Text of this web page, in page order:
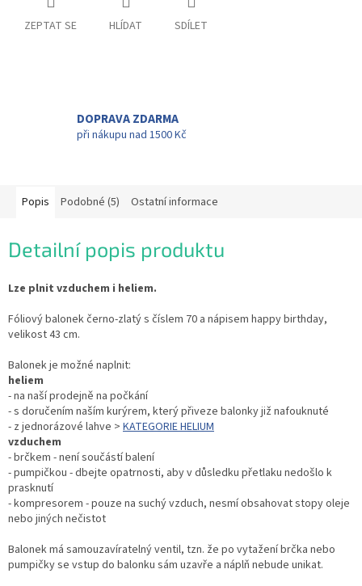
ZEPTAT SE HLÍDAT SDÍLET
DOPRAVA ZDARMA
při nákupu nad 1500 Kč
Popis Podobné (5) Ostatní informace
Detailní popis produktu
Lze plnit vzduchem i heliem.
Fóliový balonek černo-zlatý s číslem 70 a nápisem happy birthday,
velikost 43 cm.
Balonek je možné naplnit:
heliem
- na naší prodejně na počkání
- s doručením naším kurýrem, který přiveze balonky již nafouknuté
- z jednorázové lahve > KATEGORIE HELIUM
vzduchem
- brčkem - není součástí balení
- pumpičkou - dbejte opatrnosti, aby v důsledku přetlaku nedošlo k
prasknutí
- kompresorem - pouze na suchý vzduch, nesmí obsahovat stopy oleje
nebo jiných nečistot
Balonek má samouzavíratelný ventil, tzn. že po vytažení brčka nebo
pumpičky se vstup do balonku sám uzavře a náplň nebude unikat.